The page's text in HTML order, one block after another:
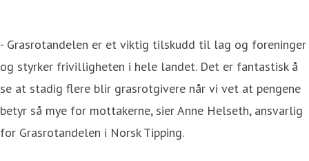
- Grasrotandelen er et viktig tilskudd til lag og foreninger
og styrker frivilligheten i hele landet. Det er fantastisk å
se at stadig flere blir grasrotgivere når vi vet at pengene
betyr så mye for mottakerne, sier Anne Helseth, ansvarlig
for Grasrotandelen i Norsk Tipping.